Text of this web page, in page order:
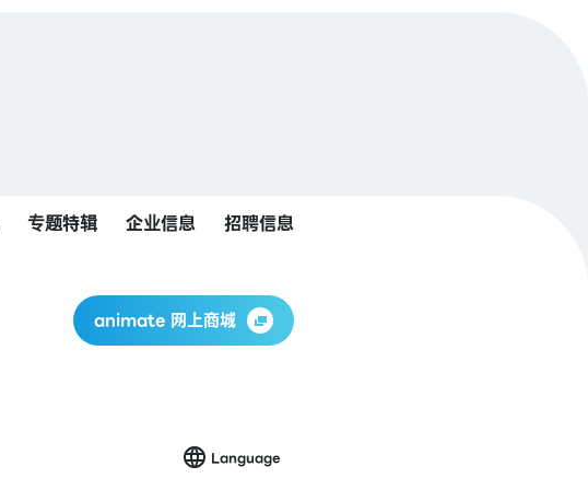
专题特辑 企业信息 招聘信息
animate 网上商城
Language